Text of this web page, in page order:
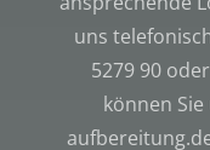
uns
5279 90
können